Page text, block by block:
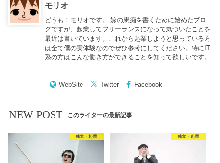
モリオ
どうも！モリオです。 嫁の愚痴を書くために始めたブロ
グですが、起業してフリーランスになって気づいたことを
最近は書いています。これから起業しようと思っている方
は全て僕の実体験なのでぜひ参考にしてください。特にIT
系の方はこんな働き方ができることを知って欲しいです。
WebSite Twitter Facebook
NEW POST このライターの最新記事
独立・起業 独立・起業